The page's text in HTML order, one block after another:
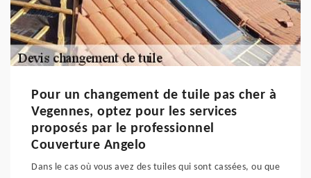
Pour un changement de tuile pas cher à
Vegennes, optez pour les services
proposés par le professionnel
Couverture Angelo
Dans le cas où vous avez des tuiles qui sont cassées, ou que